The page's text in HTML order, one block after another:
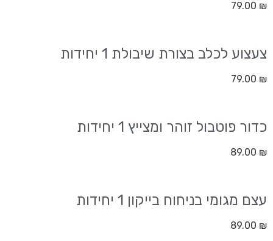
79.00 ₪
צעצוע לכלב בצורת שיבולת 1 יחידות
79.00 ₪
כדור פוטבול זוהר ומצייץ 1 יחידות
89.00 ₪
עצם מגומי בניחוח בייקון 1 יחידות
89.00 ₪